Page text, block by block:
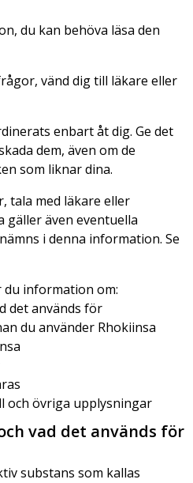
du kan behöva läsa den
vänd dig till läkare eller
enbart åt dig. Ge det
dem, även om de
som liknar dina.
tala med läkare eller
gäller även eventuella
i denna information. Se
du information om:
det används för
du använder Rhokiinsa
och övriga upplysningar
vad det används för
substans som kallas